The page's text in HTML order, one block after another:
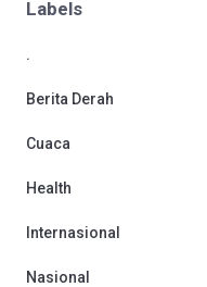
Labels
.
Berita Derah
Cuaca
Health
Internasional
Nasional